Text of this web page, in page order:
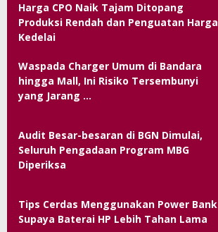
Harga CPO Naik Tajam Ditopang
Produksi Rendah dan Penguatan Harga
Kedelai
Waspada Charger Umum di Bandara
hingga Mall, Ini Risiko Tersembunyi
yang Jarang …
Audit Besar-besaran di BGN Dimulai,
Seluruh Pengadaan Program MBG
Diperiksa
Tips Cerdas Menggunakan Power Bank
Supaya Baterai HP Lebih Tahan Lama